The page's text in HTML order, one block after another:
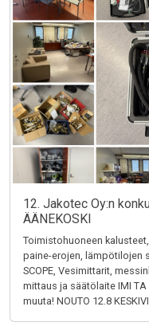
12. Jakotec Oy:n
ÄÄNEKOSKI
Toimistohuoneen
paine-erojen, lämpötilojen
SCOPE, Vesimittarit,
mittaus ja säätölaite IMI
muuta! NOUTO 12.8